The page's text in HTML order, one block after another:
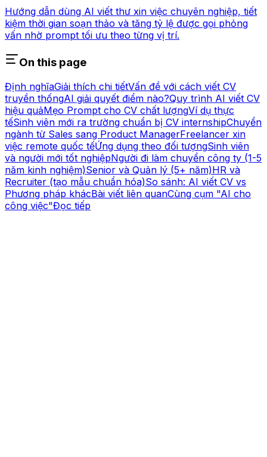
Hướng dẫn dùng AI viết thư xin việc chuyên nghiệp, tiết
kiệm thời gian soạn thảo và tăng tỷ lệ được gọi phỏng
vấn nhờ prompt tối ưu theo từng vị trí.
On this page
Định nghĩaGiải thích chi tiếtVấn đề với cách viết CV
truyền thốngAI giải quyết điểm nào?Quy trình AI viết CV
hiệu quảMẹo Prompt cho CV chất lượngVí dụ thực
tếSinh viên mới ra trường chuẩn bị CV internshipChuyển
ngành từ Sales sang Product ManagerFreelancer xin
việc remote quốc tếỨng dụng theo đối tượngSinh viên
và người mới tốt nghiệpNgười đi làm chuyển công ty (1-5
năm kinh nghiệm)Senior và Quản lý (5+ năm)HR và
Recruiter (tạo mẫu chuẩn hóa)So sánh: AI viết CV vs
Phương pháp khácBài viết liên quanCùng cụm "AI cho
công việc"Đọc tiếp